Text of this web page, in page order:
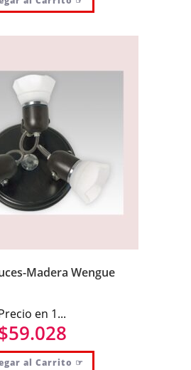
Madera Wengue
en 1...
59.028
al Carrito ☞